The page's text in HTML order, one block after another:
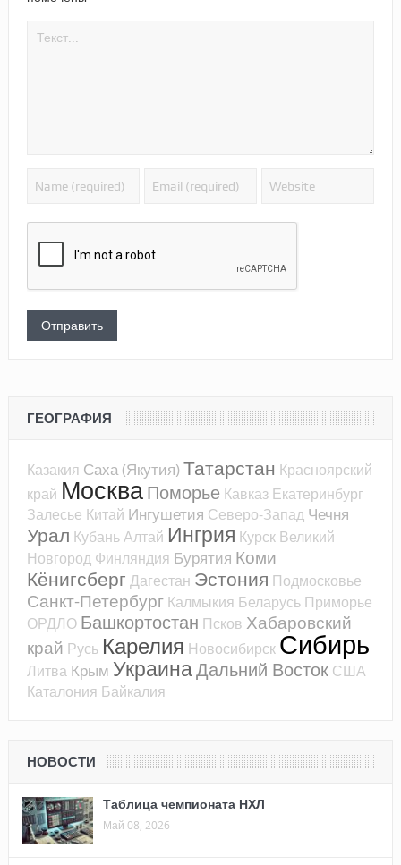
ГЕОГРАФИЯ
Казакия Саха (Якутия) Татарстан Красноярский
край МоскваПоморье Кавказ Екатеринбург
Залесье Китай Ингушетия Северо-Запад Чечня
Урал КубаньАлтай Ингрия Курск Великий
Новгород Финляндия Бурятия Коми
Кёнигсберг Дагестан Эстония Подмосковье
Санкт-Петербург Калмыкия Беларусь Приморье
ОРДЛО Башкортостан Псков Хабаровский
край Русь Карелия Новосибирск Сибирь
Литва Крым УкраинаДальний Восток США
Каталония Байкалия
НОВОСТИ
Таблица чемпионата НХЛ
Май 08, 2026